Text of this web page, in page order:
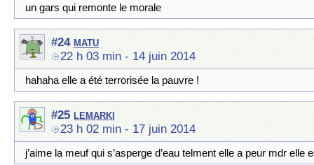
un gars qui remonte le morale
#24 matu
22 h 03 min - 14 juin 2014
hahaha elle a été terrorisée la pauvre !
#25 lemarki
23 h 02 min - 17 juin 2014
j’aime la meuf qui s’asperge d’eau telment elle a peur mdr elle